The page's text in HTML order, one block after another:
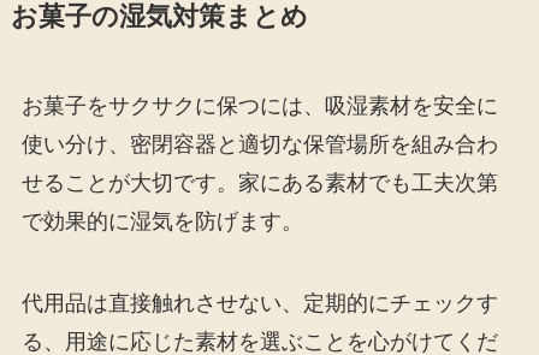
お菓子の湿気対策まとめ
お菓子をサクサクに保つには、吸湿素材を安全に
使い分け、密閉容器と適切な保管場所を組み合わ
せることが大切です。家にある素材でも工夫次第
で効果的に湿気を防げます。
代用品は直接触れさせない、定期的にチェックす
る、用途に応じた素材を選ぶことを心がけてくだ